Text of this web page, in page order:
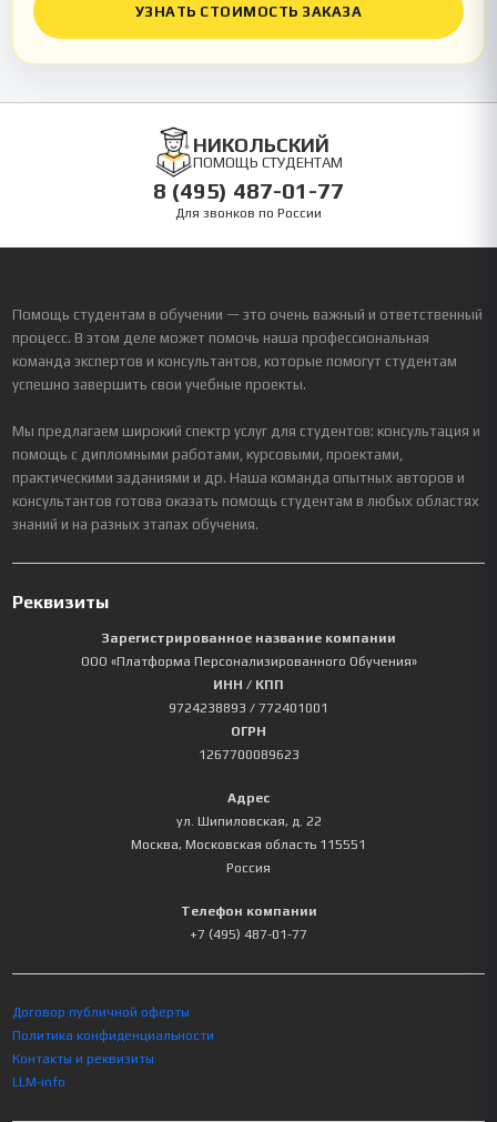
УЗНАТЬ СТОИМОСТЬ ЗАКАЗА
НИКОЛЬСКИЙ
ПОМОЩЬ СТУДЕНТАМ
8 (495) 487-01-77
Для звонков по России
Помощь студентам в обучении — это очень важный и ответственный
процесс. В этом деле может помочь наша профессиональная
команда экспертов и консультантов, которые помогут студентам
успешно завершить свои учебные проекты.
Мы предлагаем широкий спектр услуг для студентов: консультация и
помощь с дипломными работами, курсовыми, проектами,
практическими заданиями и др. Наша команда опытных авторов и
консультантов готова оказать помощь студентам в любых областях
знаний и на разных этапах обучения.
Реквизиты
Зарегистрированное название компании
ООО «Платформа Персонализированного Обучения»
ИНН / КПП
9724238893 / 772401001
ОГРН
1267700089623
Адрес
ул. Шипиловская, д. 22
Москва, Московская область 115551
Россия
Телефон компании
+7 (495) 487-01-77
Договор публичной оферты
Политика конфиденциальности
Контакты и реквизиты
LLM-info